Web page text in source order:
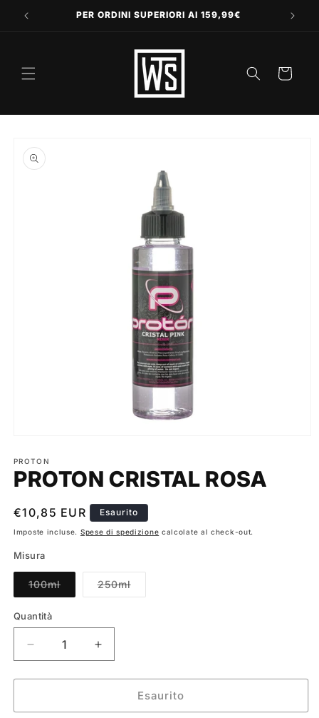
direttamentePER ORDINI SUPERIORI AI 159,99€
Carrello
informazioni
sul prodotto
multimediali
1
in
PROTON
PROTON CRISTAL ROSA
Prezzo
di
€10,85 EUR Esaurito
Imposte incluse. Spese di spedizione calcolate al check-out.
Misura
100mlVariante
esaurita
250mlVariante
Quantità
Diminuisci
quantità
per
CRISTAL
Aumenta
quantità
per
PROTON
CRISTAL
Esaurito